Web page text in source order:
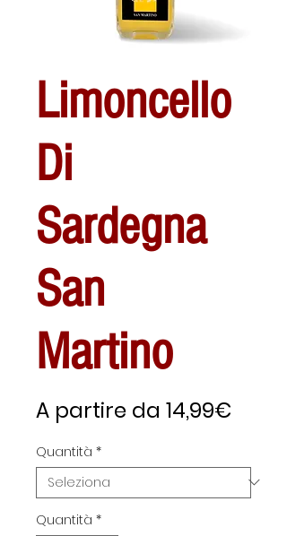
Limoncello
Di
Sardegna
San
Martino
A partire da 14,99€
Quantità *
Quantità *